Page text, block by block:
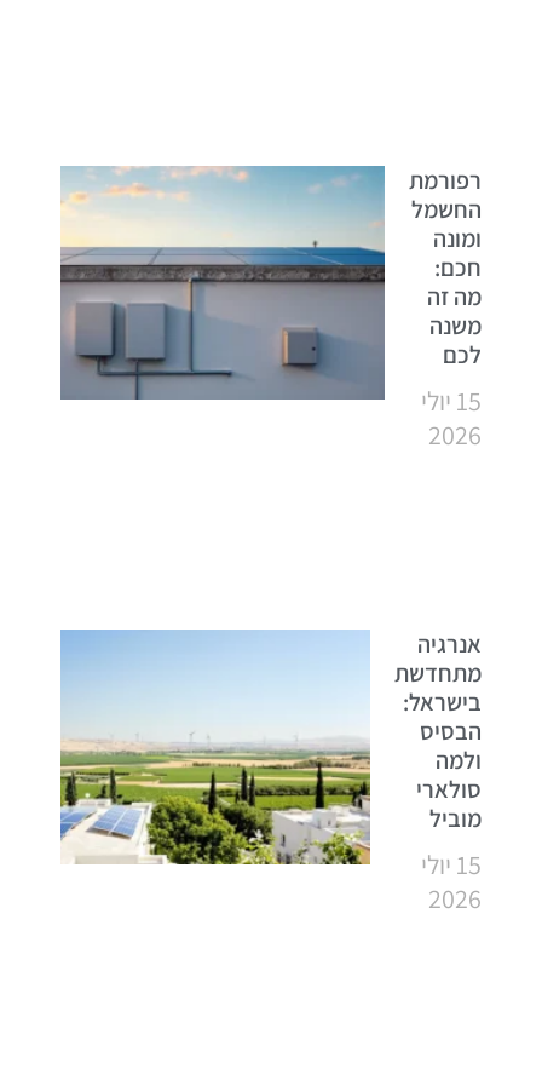
רפורמת
החשמל
ומונה
חכם:
מה זה
משנה
לכם
15 יולי
2026
אנרגיה
מתחדשת
בישראל:
הבסיס
ולמה
סולארי
מוביל
15 יולי
2026